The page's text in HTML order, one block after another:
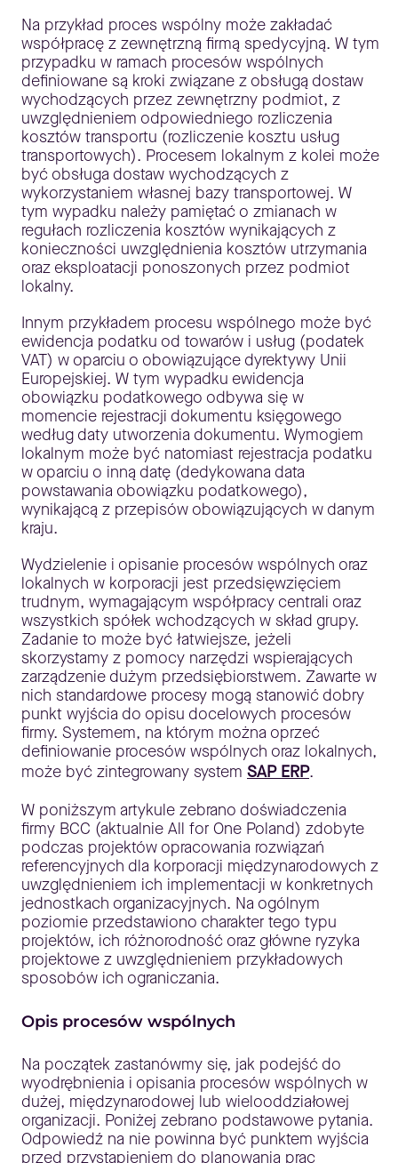
Na przykład proces wspólny może zakładać
współpracę z zewnętrzną firmą spedycyjną. W tym
przypadku w ramach procesów wspólnych
definiowane są kroki związane z obsługą dostaw
wychodzących przez zewnętrzny podmiot, z
uwzględnieniem odpowiedniego rozliczenia
kosztów transportu (rozliczenie kosztu usług
transportowych). Procesem lokalnym z kolei może
być obsługa dostaw wychodzących z
wykorzystaniem własnej bazy transportowej. W
tym wypadku należy pamiętać o zmianach w
regułach rozliczenia kosztów wynikających z
konieczności uwzględnienia kosztów utrzymania
oraz eksploatacji ponoszonych przez podmiot
lokalny.
Innym przykładem procesu wspólnego może być
ewidencja podatku od towarów i usług (podatek
VAT) w oparciu o obowiązujące dyrektywy Unii
Europejskiej. W tym wypadku ewidencja
obowiązku podatkowego odbywa się w
momencie rejestracji dokumentu księgowego
według daty utworzenia dokumentu. Wymogiem
lokalnym może być natomiast rejestracja podatku
w oparciu o inną datę (dedykowana data
powstawania obowiązku podatkowego),
wynikającą z przepisów obowiązujących w danym
kraju.
Wydzielenie i opisanie procesów wspólnych oraz
lokalnych w korporacji jest przedsięwzięciem
trudnym, wymagającym współpracy centrali oraz
wszystkich spółek wchodzących w skład grupy.
Zadanie to może być łatwiejsze, jeżeli
skorzystamy z pomocy narzędzi wspierających
zarządzenie dużym przedsiębiorstwem. Zawarte w
nich standardowe procesy mogą stanowić dobry
punkt wyjścia do opisu docelowych procesów
firmy. Systemem, na którym można oprzeć
definiowanie procesów wspólnych oraz lokalnych,
może być zintegrowany system SAP ERP.
W poniższym artykule zebrano doświadczenia
firmy BCC (aktualnie All for One Poland) zdobyte
podczas projektów opracowania rozwiązań
referencyjnych dla korporacji międzynarodowych z
uwzględnieniem ich implementacji w konkretnych
jednostkach organizacyjnych. Na ogólnym
poziomie przedstawiono charakter tego typu
projektów, ich różnorodność oraz główne ryzyka
projektowe z uwzględnieniem przykładowych
sposobów ich ograniczania.
Opis procesów wspólnych
Na początek zastanówmy się, jak podejść do
wyodrębnienia i opisania procesów wspólnych w
dużej, międzynarodowej lub wielooddziałowej
organizacji. Poniżej zebrano podstawowe pytania.
Odpowiedź na nie powinna być punktem wyjścia
przed przystąpieniem do planowania prac